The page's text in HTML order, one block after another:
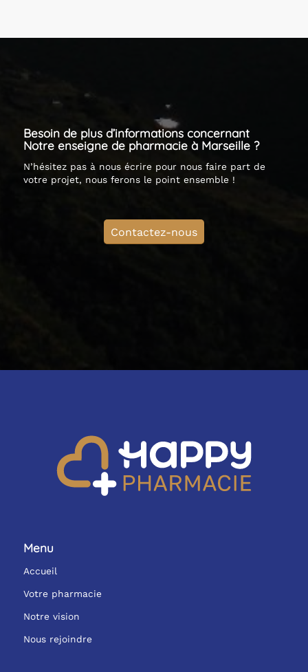
Besoin de plus d’informations concernant
Notre enseigne de pharmacie à Marseille ?
N’hésitez pas à nous écrire pour nous faire part de
votre projet, nous ferons le point ensemble !
Contactez-nous
Menu
Accueil
Votre pharmacie
Notre vision
Nous rejoindre